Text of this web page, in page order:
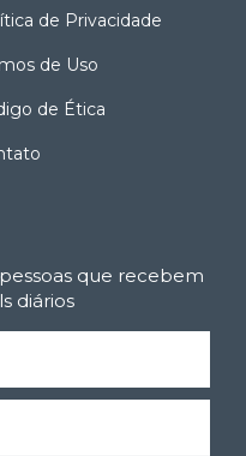
de Privacidade
de Uso
de Ética
que recebem
diários